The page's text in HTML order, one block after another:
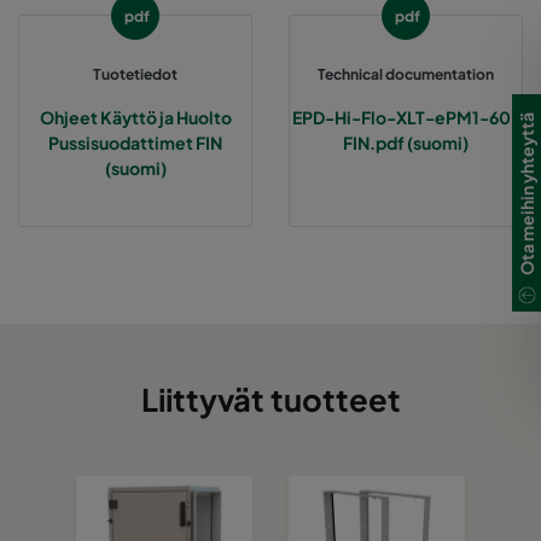
2550 490x592x370-8
2550 287x592x370-5 ePM2,5 50% M6
2550 592x490x370-10
0160 490x592x640-8 ePM1 60%
pdf
Tuotetiedot
Ohjeet Käyttö ja Huolto
Pussisuodattimet FIN
(suomi)
pdf
Technical documentation
EPD-Hi-Flo-XLT-ePM1-60-
FIN.pdf (suomi)
Liittyvät tuotteet
Ota meihin yhteyttä